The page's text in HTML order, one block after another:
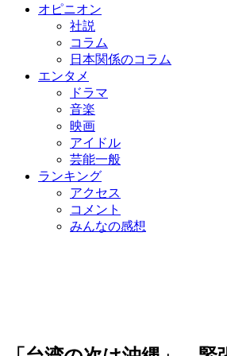
オピニオン
社説
コラム
日本関係のコラム
エンタメ
ドラマ
音楽
映画
アイドル
芸能一般
ランキング
アクセス
コメント
みんなの感想